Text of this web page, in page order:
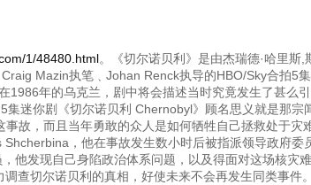
1/48480.html。《切尔诺贝利》是由杰瑞德·哈里斯,
Mazin执笔﹑Johan Renck执导的HBO/Sky合拍5
年的乌克兰，剧中将会描述当时究竟发生了甚么
迷你剧《切尔诺贝利 Chernobyl》顾名思义就是那宗
事故，而且当年勇敢的众人是如何牺牲自己拯救处
，他在事故发生数小时后被指派领导政府委
，他发现自己身陷政治体系问题，以及得面对这场核
查切尔诺贝利的真相，好使未来不会再发生同类事件